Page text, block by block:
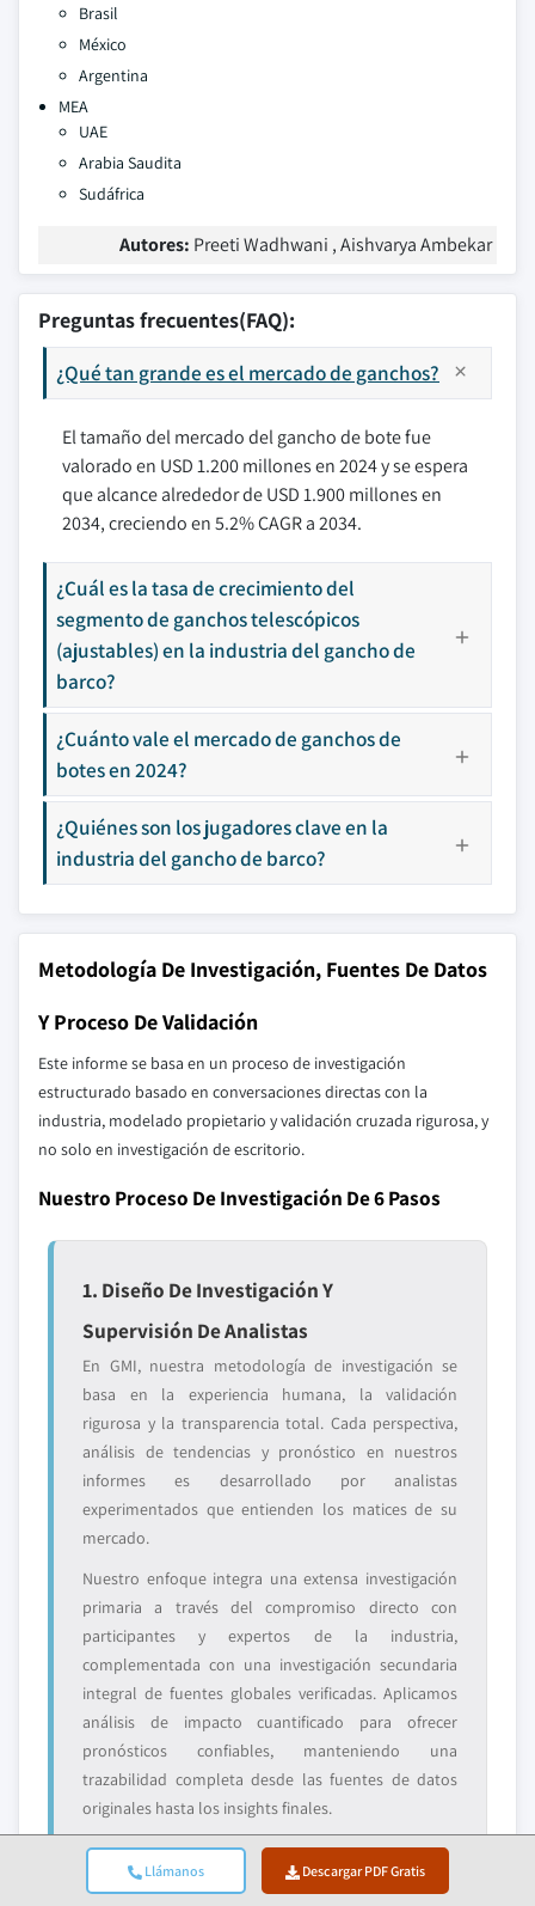
Llámanos Descargar PDF Gratis
Brasil
México
Argentina
MEA
UAE
Arabia Saudita
Sudáfrica
Autores: Preeti Wadhwani , Aishvarya Ambekar
Preguntas frecuentes(FAQ):
¿Qué tan grande es el mercado de ganchos?
El tamaño del mercado del gancho de bote fue
valorado en USD 1.200 millones en 2024 y se espera
que alcance alrededor de USD 1.900 millones en
2034, creciendo en 5.2% CAGR a 2034.
¿Cuál es la tasa de crecimiento del
segmento de ganchos telescópicos
(ajustables) en la industria del gancho de
barco?
¿Cuánto vale el mercado de ganchos de
botes en 2024?
¿Quiénes son los jugadores clave en la
industria del gancho de barco?
Metodología De Investigación, Fuentes De Datos
Y Proceso De Validación
Este informe se basa en un proceso de investigación
estructurado basado en conversaciones directas con la
industria, modelado propietario y validación cruzada rigurosa, y
no solo en investigación de escritorio.
Nuestro Proceso De Investigación De 6 Pasos
1. Diseño De Investigación Y
Supervisión De Analistas
En GMI, nuestra metodología de investigación se
basa en la experiencia humana, la validación
rigurosa y la transparencia total. Cada perspectiva,
análisis de tendencias y pronóstico en nuestros
informes es desarrollado por analistas
experimentados que entienden los matices de su
mercado.
Nuestro enfoque integra una extensa investigación
primaria a través del compromiso directo con
participantes y expertos de la industria,
complementada con una investigación secundaria
integral de fuentes globales verificadas. Aplicamos
análisis de impacto cuantificado para ofrecer
pronósticos confiables, manteniendo una
trazabilidad completa desde las fuentes de datos
originales hasta los insights finales.